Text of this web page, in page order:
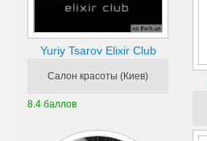
Yuriy Tsarov Elixir Club
Салон красоты (Киев)
8.4 баллов